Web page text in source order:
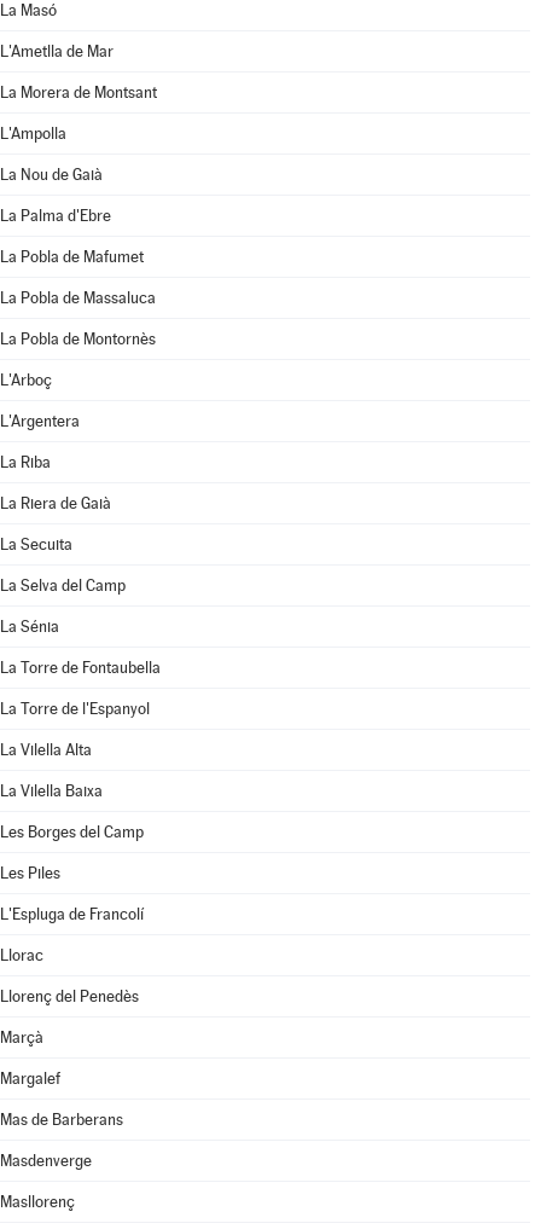
La Masó
L'Ametlla de Mar
La Morera de Montsant
L'Ampolla
La Nou de Gaià
La Palma d'Ebre
La Pobla de Mafumet
La Pobla de Massaluca
La Pobla de Montornès
L'Arboç
L'Argentera
La Riba
La Riera de Gaià
La Secuita
La Selva del Camp
La Sénia
La Torre de Fontaubella
La Torre de l'Espanyol
La Vilella Alta
La Vilella Baixa
Les Borges del Camp
Les Piles
L'Espluga de Francolí
Llorac
Llorenç del Penedès
Marçà
Margalef
Mas de Barberans
Masdenverge
Masllorenç